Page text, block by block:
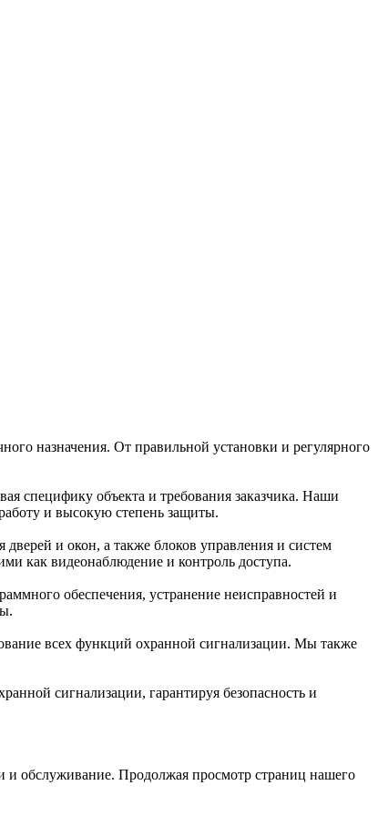
назначения. От правильной установки и регулярного
специфику объекта и требования заказчика. Наши
и высокую степень защиты.
и окон, а также блоков управления и систем
как видеонаблюдение и контроль доступа.
обеспечения, устранение неисправностей и
всех функций охранной сигнализации. Мы также
сигнализации, гарантируя безопасность и
и обслуживание. Продолжая просмотр страниц нашего